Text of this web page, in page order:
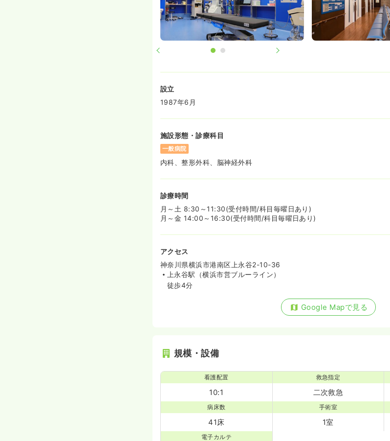
設立
1987年6月
施設形態・診療科目
一般病院
内科、整形外科、脳神経外科
診療時間
月～土 8:30～11:30(受付時間/科目毎曜日あり)
月～金 14:00～16:30(受付時間/科目毎曜日あり)
アクセス
神奈川県横浜市港南区上永谷2-10-36
上永谷駅（横浜市営ブルーライン）
徒歩4分
Google Mapで見る
規模・設備
看護配置
10:1
救急指定
二次救急
病床数
41床
手術室
1室
電子カルテ